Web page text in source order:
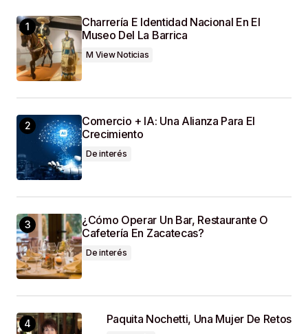
Guardar Mi Nombre, Correo Electrónico Y Sitio
Web En Este Navegador Para La Próxima Vez
Que Haga Un Comentario.
SUBMIT COMMENT
Charrería E Identidad Nacional En El
Museo Del La Barrica
M View Noticias
Comercio + IA: Una Alianza Para El
Crecimiento
De interés
¿Cómo Operar Un Bar, Restaurante O
Cafetería En Zacatecas?
De interés
Paquita Nochetti, Una Mujer De Retos